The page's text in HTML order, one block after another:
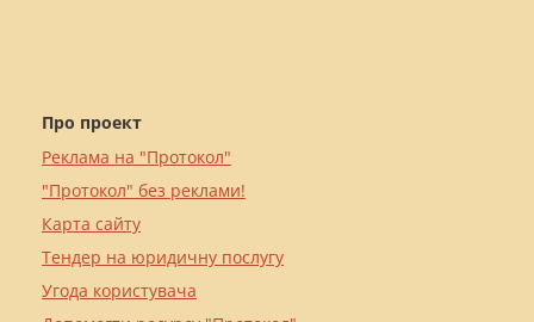
Про проект
Реклама на "Протокол"
"Протокол" без реклами!
Карта сайту
Тендер на юридичну послугу
Угода користувача